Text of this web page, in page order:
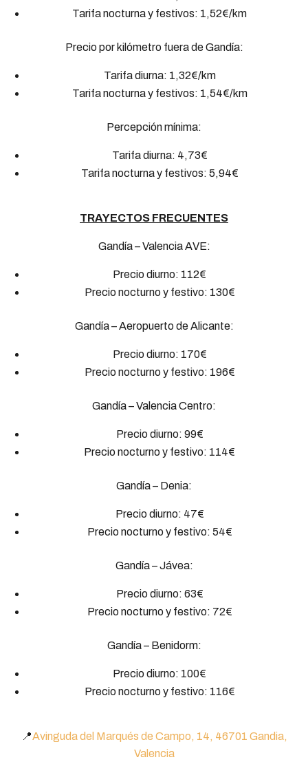
Tarifa nocturna y festivos: 1,52€/km
Precio por kilómetro fuera de Gandía:
Tarifa diurna: 1,32€/km
Tarifa nocturna y festivos: 1,54€/km
Percepción mínima:
Tarifa diurna: 4,73€
Tarifa nocturna y festivos: 5,94€
TRAYECTOS FRECUENTES
Gandía – Valencia AVE:
Precio diurno: 112€
Precio nocturno y festivo: 130€
Gandía – Aeropuerto de Alicante:
Precio diurno: 170€
Precio nocturno y festivo: 196€
Gandía – Valencia Centro:
Precio diurno: 99€
Precio nocturno y festivo: 114€
Gandía – Denia:
Precio diurno: 47€
Precio nocturno y festivo: 54€
Gandía – Jávea:
Precio diurno: 63€
Precio nocturno y festivo: 72€
Gandía – Benidorm:
Precio diurno: 100€
Precio nocturno y festivo: 116€
📍Avinguda del Marqués de Campo, 14, 46701 Gandia,
Valencia